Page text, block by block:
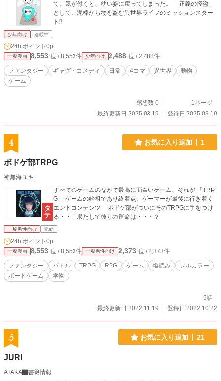
て、気が付くと、幼い姿に戻ってしまった。 「正義の怪盗」
として、泥棒から物を盗む異世界ライフのミッションスター
ト⁉
少年向け 連載中
24h.ポイント 0pt
一般漫画 8,553 位 / 8,553件 少年向け 2,488 位 / 2,488件
ファンタジー ギャグ・コメディ 日常 4コマ 異世界
動物
ゲーム
感想数 0
1ページ
最終更新日 2025.03.19
登録日 2025.03.19
4 お気に入り追加 1
ボドゲ部TRPG
神無海ユキ
すべてのゲームのなかで最高に面白いゲーム、それが 「TRP
G」 ゲームの始祖であり終着点、ゲーマーが最後に行き着く
エンドコンテンツ ボドゲ部がついにそのTRPGに手をつけ
る・・・果たして彼らの運命は・・・？
一般男性向け 完結
24h.ポイント 0pt
一般漫画 8,553 位 / 8,553件 一般男性向け 2,373 位 / 2,373件
ファンタジー バトル TRPG RPG ゲーム 縦読み
フルカラー
ボードゲーム
学園
5話
最終更新日 2022.11.19
登録日 2022.10.22
5 お気に入り追加 21
JURI
ATAKA
書籍情報